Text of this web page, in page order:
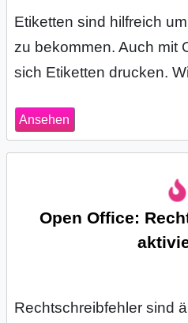
Etiketten sind hilfreich
zu bekommen. Auch mit
sich Etiketten drucken.
Ansehen
Open Office:
Rechtschreibfehler sind